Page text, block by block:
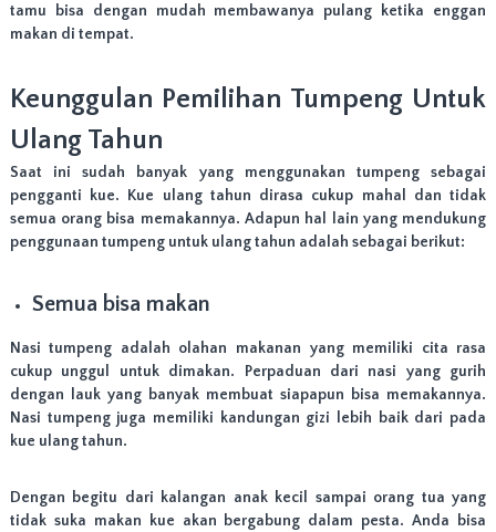
r
J
a
k
t
T
m
u
r
E
E
tamu bisa dengan mudah membawanya pulang ketika enggan
makan di tempat.
Keunggulan Pemilihan Tumpeng Untuk
Ulang Tahun
Saat ini sudah banyak yang menggunakan tumpeng sebagai
pengganti kue. Kue ulang tahun dirasa cukup mahal dan tidak
semua orang bisa memakannya. Adapun hal lain yang mendukung
penggunaan tumpeng untuk ulang tahun adalah sebagai berikut:
Semua bisa makan
Nasi tumpeng adalah olahan makanan yang memiliki cita rasa
cukup unggul untuk dimakan. Perpaduan dari nasi yang gurih
dengan lauk yang banyak membuat siapapun bisa memakannya.
Nasi tumpeng juga memiliki kandungan gizi lebih baik dari pada
kue ulang tahun.
Dengan begitu dari kalangan anak kecil sampai orang tua yang
tidak suka makan kue akan bergabung dalam pesta. Anda bisa